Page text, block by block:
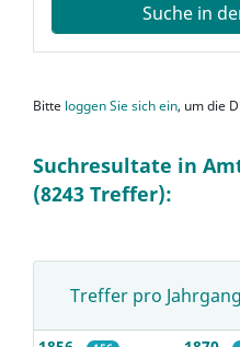
Suche in
Bitte loggen Sie sich ein, um die
Suchresultate in
(8243 Treffer):
Treffer pro Jahrgang